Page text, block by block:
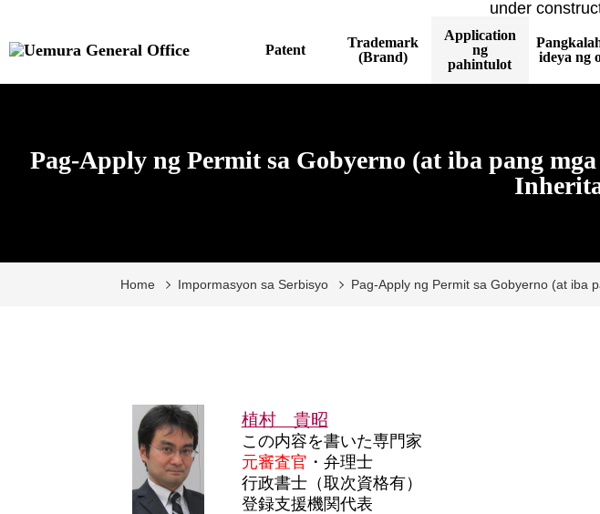
under
Patent
Trademark
(Brand)
Application
ng
pahintulot
ideya ng
Pag-Apply ng Permit sa Gobyerno (at iba pang
Home Impormasyon sa Serbisyo Pag-Apply ng Permit sa Gobyerno (at iba
植村 貴昭
この内容を書いた専門家
元審査官 ・弁理士
行政書士（取次資格有）
登録支援機関代表